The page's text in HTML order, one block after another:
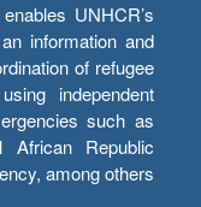
UNHCR’s
information and
of refugee
independent
such as
Republic
among others.